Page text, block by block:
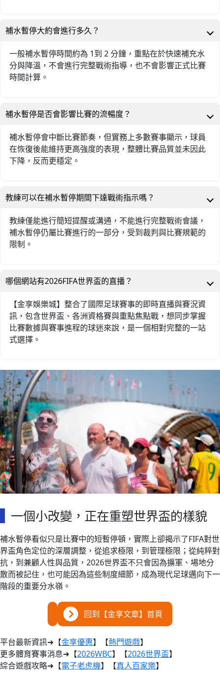
補水暫停大約會進行多久？
一般補水暫停時間約為 1到 2 分鐘，重點在於快速補充水
分與降溫，不會進行完整戰術指導，也不會影響正式比賽
時間計算。
補水暫停是否會影響比賽的流暢度？
補水暫停會中斷比賽節奏，但實務上多數賽事顯示，球員
在恢復後能維持更高強度的表現，整體比賽品質並未因此
下降，反而更穩定。
教練可以在補水暫停期間下達戰術指示嗎？
教練僅能進行簡短提醒或溝通，不能進行完整戰術會議，
補水暫停仍屬比賽進行的一部分，受到裁判與比賽規範的
限制。
哪個網站有2026FIFA世界盃的直播？
【金享娛樂城】整合了國際足球賽事的即時直播與賽況資
訊，包含世界盃、各洲資格賽與重點焦點戰，想同步掌握
比賽數據與賽事進程的球迷來說，是一個相對完整的一站
式選擇。
一個小改變，正在重塑世界盃的樣貌
補水暫停看似只是比賽中的短暫停頓，實際上卻揭示了FIFA對世
界盃角色定位的深層調整，從追求極限，到管理極限；從純粹對
抗，到兼顧人性與品質，2026世界盃不只會因為擴軍、場地分
散而被記住，也可能因為這些制度細節，成為現代足球邁向下一
階段的重要分水嶺。
回到【金享文章】首頁
平台最新資訊➜【金享優惠】【熱門遊戲】
更多體育賽事消息➜【2026WBC】【2026世界盃】
綜合遊戲攻略➜【電子老虎機】【真人百家樂】